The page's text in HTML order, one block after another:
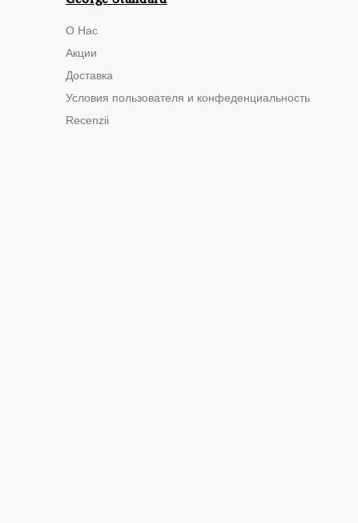
О Нас
Акции
Доставка
Условия пользователя и конфеденциальность
Recenzii